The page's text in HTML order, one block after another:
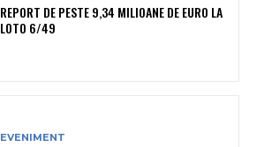
REPORT DE PESTE 9,34 MILIOANE DE EURO LA
LOTO 6/49
EVENIMENT